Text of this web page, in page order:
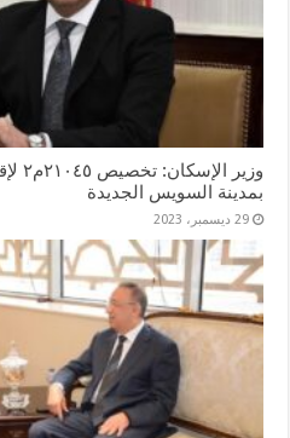
بمدينة السويس الجديدة
29 ديسمبر، 2023